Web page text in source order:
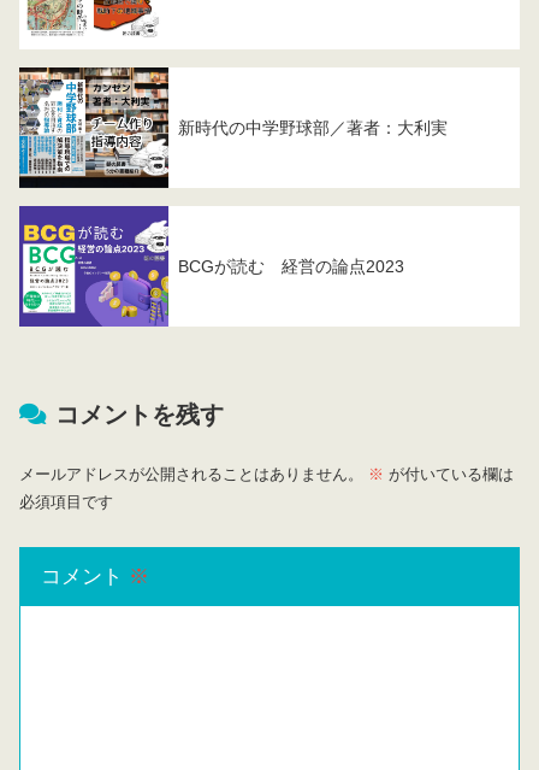
新時代の中学野球部／著者：大利実
BCGが読む 経営の論点2023
コメントを残す
メールアドレスが公開されることはありません。 ※ が付いている欄は
必須項目です
コメント ※